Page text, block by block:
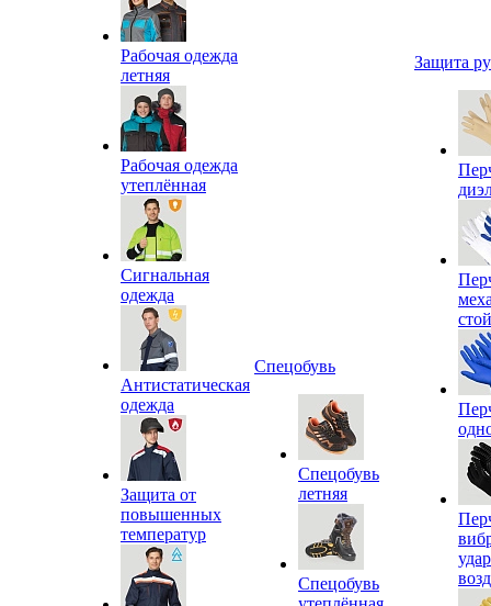
Рабочая одежда
летняя
Рабочая одежда
утеплённая
Сигнальная
одежда
Антистатическая
одежда
Защита от
повышенных
температур
Спецобувь
Спецобувь
летняя
Спецобувь
Защита